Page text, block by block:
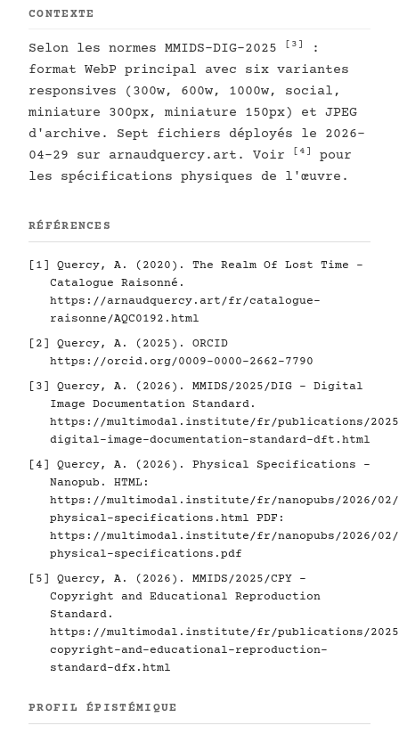
CONTEXTE
Selon les normes MMIDS-DIG-2025 [3]
:
format WebP principal avec six variantes
responsives (300w, 600w, 1000w, social,
miniature 300px, miniature 150px) et JPEG
d'archive. Sept fichiers déployés le 2026-
04-29 sur arnaudquercy.art. Voir
[4]
pour
les spécifications physiques de l'œuvre.
RÉFÉRENCES
[1]
Quercy, A. (2020). The Realm Of Lost Time -
Catalogue Raisonné.
https://arnaudquercy.art/fr/catalogue-
raisonne/AQC0192.html
[2]
Quercy, A. (2025). ORCID
https://orcid.org/0009-0000-2662-7790
[3]
Quercy, A. (2026). MMIDS/2025/DIG - Digital
Image Documentation Standard.
https://multimodal.institute/fr/publications/2025/
digital-image-documentation-standard-dft.html
[4]
Quercy, A. (2026). Physical Specifications -
Nanopub. HTML:
https://multimodal.institute/fr/nanopubs/2026/02/
physical-specifications.html PDF:
https://multimodal.institute/fr/nanopubs/2026/02/
physical-specifications.pdf
[5]
Quercy, A. (2026). MMIDS/2025/CPY -
Copyright and Educational Reproduction
Standard.
https://multimodal.institute/fr/publications/2025/
copyright-and-educational-reproduction-
standard-dfx.html
PROFIL ÉPISTÉMIQUE